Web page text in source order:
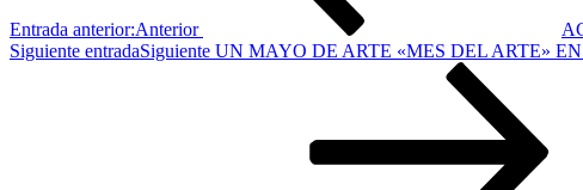
Entrada anterior:Anterior
Siguiente entradaSiguiente UN MAYO DE ARTE «MES DEL ARTE»